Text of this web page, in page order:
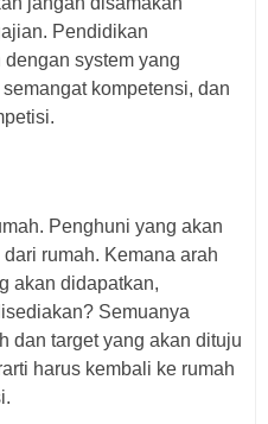
Pendidikan
system yang
kompetensi, dan
Penghuni yang akan
rumah. Kemana arah
akan didapatkan,
Semuanya
dan target yang akan dituju
harus kembali ke rumah